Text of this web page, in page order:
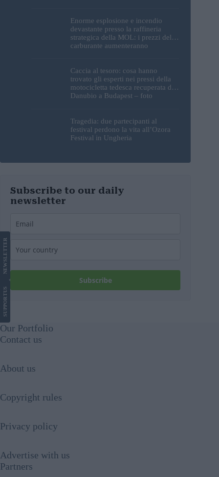
Enorme esplosione e incendio
devastante presso la raffineria
strategica della MOL: i prezzi del
carburante aumenteranno
Caccia al tesoro: cosa hanno
trovato gli esperti nei pressi della
motocicletta tedesca recuperata dal
Danubio a Budapest – foto
Tragedia: due partecipanti al
festival perdono la vita all’Ozora
Festival in Ungheria
Subscribe to our daily
newsletter
Subscribe
SUPPORT
US
NEWS
LETTER
Our Portfolio
Contact us
About us
Copyright rules
Privacy policy
Advertise with us
Partners